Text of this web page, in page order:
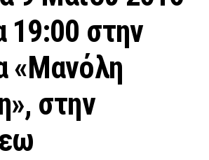
19:00 στην
«Μανόλη
στην